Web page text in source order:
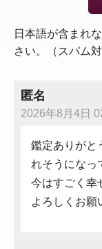
日本語が含まれ
さい。（スパム対
匿名
2026年8月4日
鑑定ありがと
れそうになっ
今はすごく幸
よろしくお願